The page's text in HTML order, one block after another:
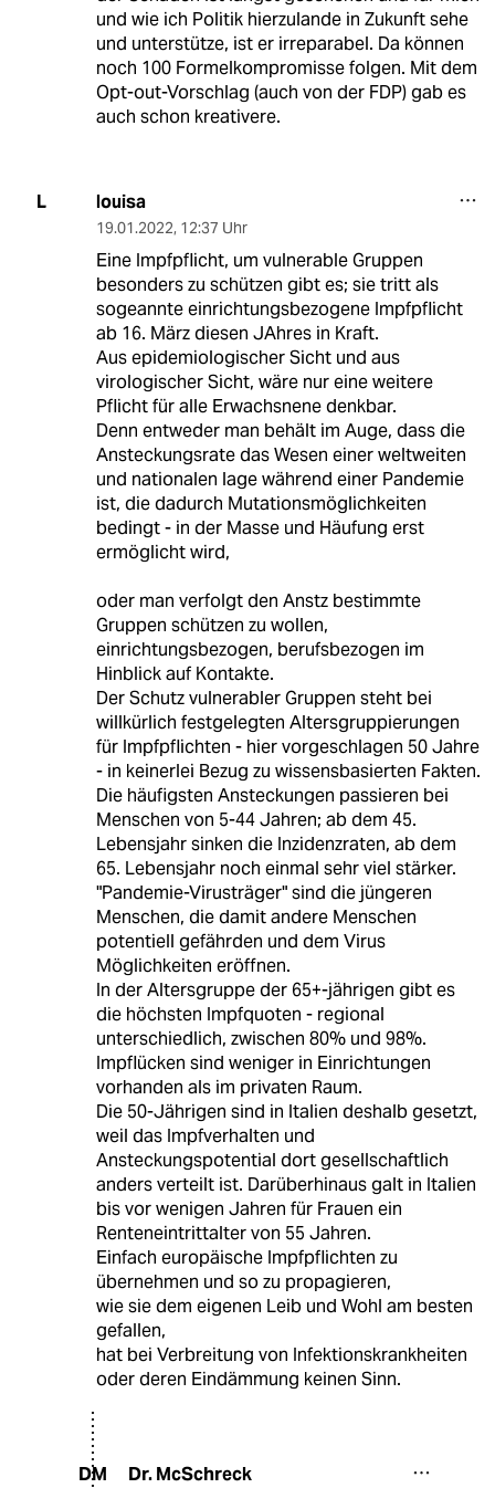
und wie ich Politik hierzulande in Zukunft sehe
und unterstütze, ist er irreparabel. Da können
noch 100 Formelkompromisse folgen. Mit dem
Opt-out-Vorschlag (auch von der FDP) gab es
auch schon kreativere.
L louisa
19.01.2022, 12:37 Uhr
Eine Impfpflicht, um vulnerable Gruppen
besonders zu schützen gibt es; sie tritt als
sogeannte einrichtungsbezogene Impfpflicht
ab 16. März diesen JAhres in Kraft.
Aus epidemiologischer Sicht und aus
virologischer Sicht, wäre nur eine weitere
Pflicht für alle Erwachsnene denkbar.
Denn entweder man behält im Auge, dass die
Ansteckungsrate das Wesen einer weltweiten
und nationalen lage während einer Pandemie
ist, die dadurch Mutationsmöglichkeiten
bedingt - in der Masse und Häufung erst
ermöglicht wird,
oder man verfolgt den Anstz bestimmte
Gruppen schützen zu wollen,
einrichtungsbezogen, berufsbezogen im
Hinblick auf Kontakte.
Der Schutz vulnerabler Gruppen steht bei
willkürlich festgelegten Altersgruppierungen
für Impfpflichten - hier vorgeschlagen 50 Jahre
- in keinerlei Bezug zu wissensbasierten Fakten.
Die häufigsten Ansteckungen passieren bei
Menschen von 5-44 Jahren; ab dem 45.
Lebensjahr sinken die Inzidenzraten, ab dem
65. Lebensjahr noch einmal sehr viel stärker.
"Pandemie-Virusträger" sind die jüngeren
Menschen, die damit andere Menschen
potentiell gefährden und dem Virus
Möglichkeiten eröffnen.
In der Altersgruppe der 65+-jährigen gibt es
die höchsten Impfquoten - regional
unterschiedlich, zwischen 80% und 98%.
Impflücken sind weniger in Einrichtungen
vorhanden als im privaten Raum.
Die 50-Jährigen sind in Italien deshalb gesetzt,
weil das Impfverhalten und
Ansteckungspotential dort gesellschaftlich
anders verteilt ist. Darüberhinaus galt in Italien
bis vor wenigen Jahren für Frauen ein
Renteneintrittalter von 55 Jahren.
Einfach europäische Impfpflichten zu
übernehmen und so zu propagieren,
wie sie dem eigenen Leib und Wohl am besten
gefallen,
hat bei Verbreitung von Infektionskrankheiten
oder deren Eindämmung keinen Sinn.
DM Dr. McSchreck